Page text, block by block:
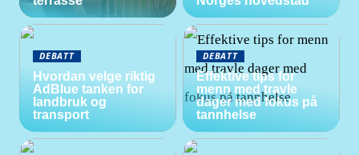
DEBATT
Hvordan velge riktig
AdBlue tanken for
landbruk og
transport
DEBATT
Effektive tips for
menn med travle
dager med fokus på
tannhelse